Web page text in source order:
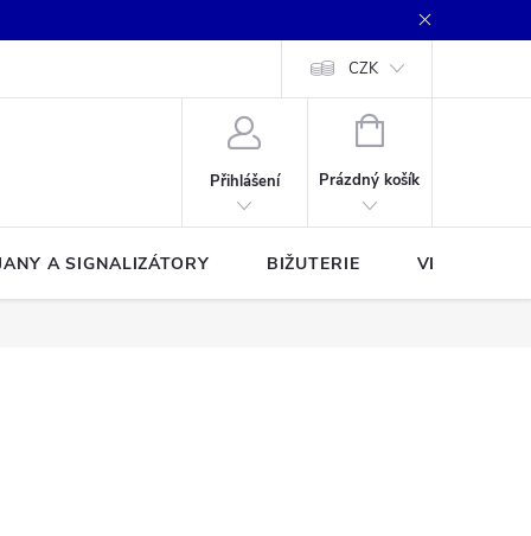
CZK
Přihlášení
NÁKUPNÍ
Prázdný košík
A SIGNALIZÁTORY BIŽUTERIE VLASCE A